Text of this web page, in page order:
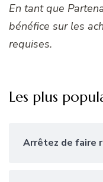
En tant que
bénéfice sur les
requises.
Les plus
Arrêtez de faire